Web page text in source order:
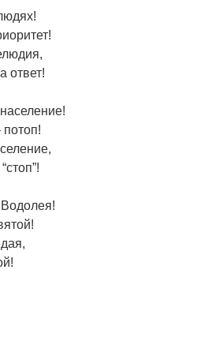
ответ!
потоп!